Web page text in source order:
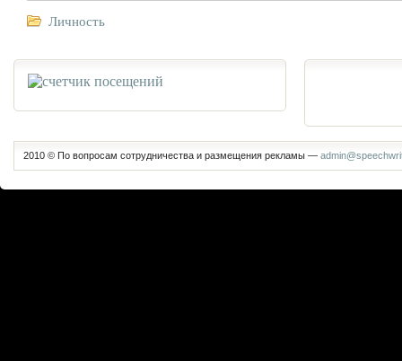
Личность
2010 © По вопросам сотрудничества и размещения рекламы —